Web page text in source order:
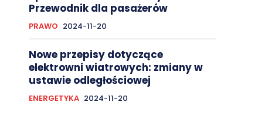
Przewodnik dla pasażerów
PRAWO 2024-11-20
Nowe przepisy dotyczące
elektrowni wiatrowych: zmiany w
ustawie odległościowej
ENERGETYKA 2024-11-20